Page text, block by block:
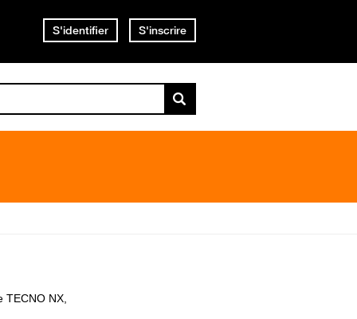
S'identifier S'inscrire
TECNO NX,